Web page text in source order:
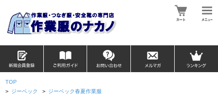
TOP
> ジーベック > ジーベック春夏作業服